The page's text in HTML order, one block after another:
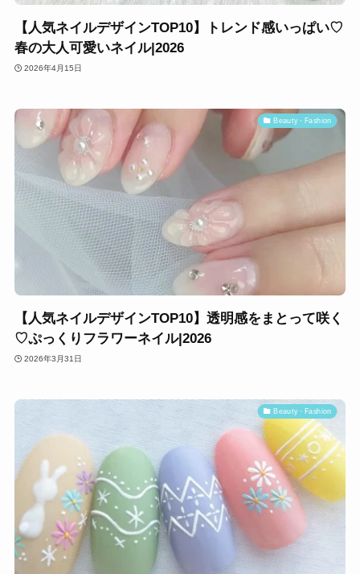
【人気ネイルデザインTOP10】トレンド感いっぱい♡
春の大人可愛いネイル|2026
2026年4月15日
Beauty・Fashion
【人気ネイルデザインTOP10】透明感をまとって咲く
♡ぷっくりフラワーネイル|2026
2026年3月31日
Beauty・Fashion